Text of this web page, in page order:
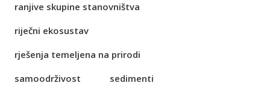
ranjive skupine stanovništva
riječni ekosustav
rješenja temeljena na prirodi
samoodrživost
sedimenti